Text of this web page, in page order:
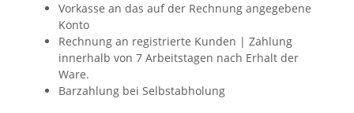
Vorkasse an das auf der Rechnung angegebene
Konto
Rechnung an registrierte Kunden | Zahlung
innerhalb von 7 Arbeitstagen nach Erhalt der
Ware.
Barzahlung bei Selbstabholung